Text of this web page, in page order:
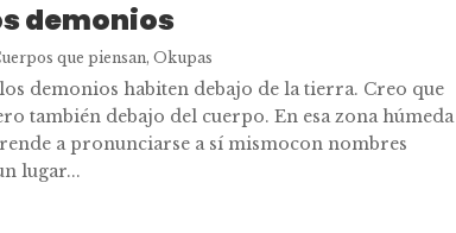
demonios
que piensan,Okupas
demonios habiten debajo de la tierra. Creo que
también debajo del cuerpo. En esa zona húmeda
a pronunciarse a sí mismocon nombres
lugar...